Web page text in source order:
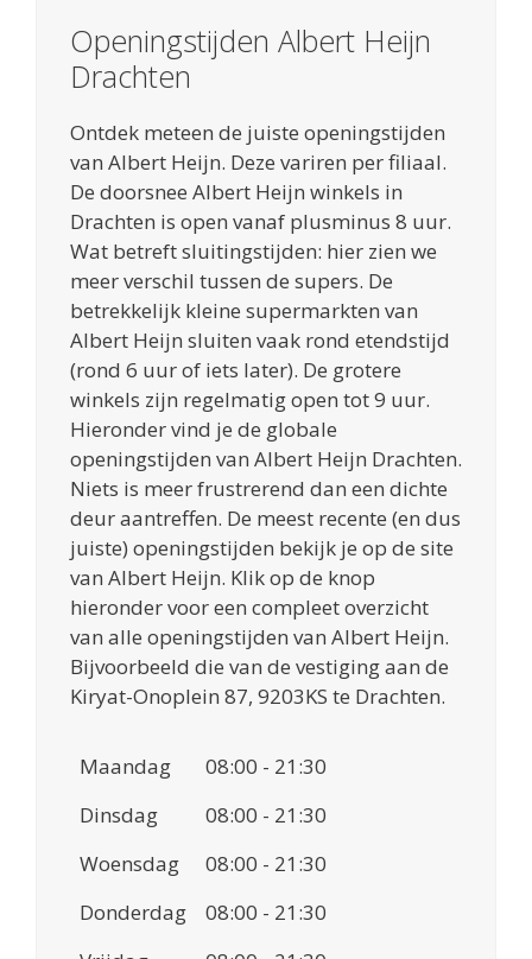
Openingstijden Albert Heijn
Drachten
Ontdek meteen de juiste openingstijden
van Albert Heijn. Deze variren per filiaal.
De doorsnee Albert Heijn winkels in
Drachten is open vanaf plusminus 8 uur.
Wat betreft sluitingstijden: hier zien we
meer verschil tussen de supers. De
betrekkelijk kleine supermarkten van
Albert Heijn sluiten vaak rond etendstijd
(rond 6 uur of iets later). De grotere
winkels zijn regelmatig open tot 9 uur.
Hieronder vind je de globale
openingstijden van Albert Heijn Drachten.
Niets is meer frustrerend dan een dichte
deur aantreffen. De meest recente (en dus
juiste) openingstijden bekijk je op de site
van Albert Heijn. Klik op de knop
hieronder voor een compleet overzicht
van alle openingstijden van Albert Heijn.
Bijvoorbeeld die van de vestiging aan de
Kiryat-Onoplein 87, 9203KS te Drachten.
Maandag
08:00 - 21:30
Dinsdag
08:00 - 21:30
Woensdag
08:00 - 21:30
Donderdag
08:00 - 21:30